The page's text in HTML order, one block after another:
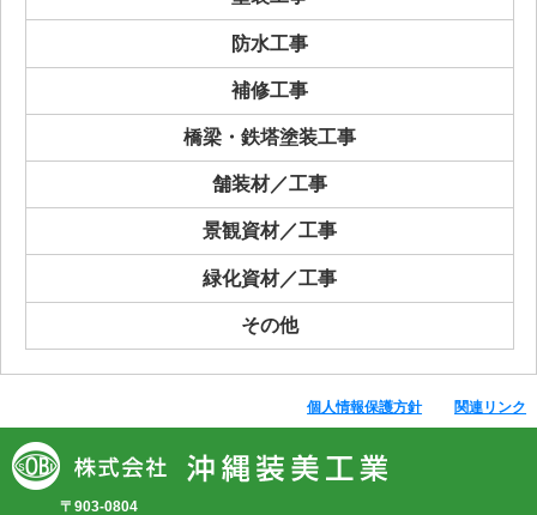
防水工事
補修工事
橋梁・鉄塔塗装工事
舗装材／工事
景観資材／工事
緑化資材／工事
その他
個人情報保護方針 関連リンク
〒903-0804